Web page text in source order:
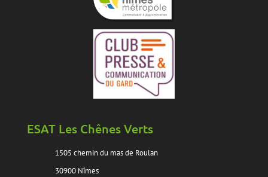
ESAT Les Chênes Verts
1505 chemin du mas de Roulan
30900 Nîmes